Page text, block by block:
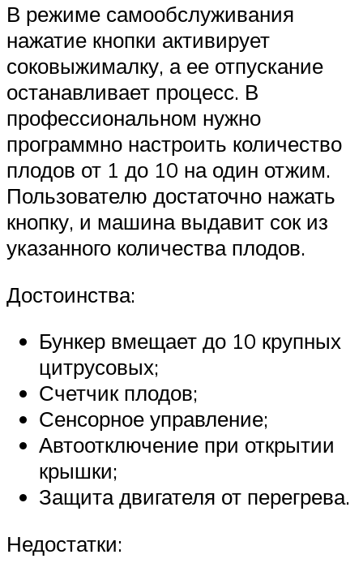
В режиме самообслуживания
нажатие кнопки активирует
соковыжималку, а ее отпускание
останавливает процесс. В
профессиональном нужно
программно настроить количество
плодов от 1 до 10 на один отжим.
Пользователю достаточно нажать
кнопку, и машина выдавит сок из
указанного количества плодов.
Достоинства:
Бункер вмещает до 10 крупных
цитрусовых;
Счетчик плодов;
Сенсорное управление;
Автоотключение при открытии
крышки;
Защита двигателя от перегрева.
Недостатки: